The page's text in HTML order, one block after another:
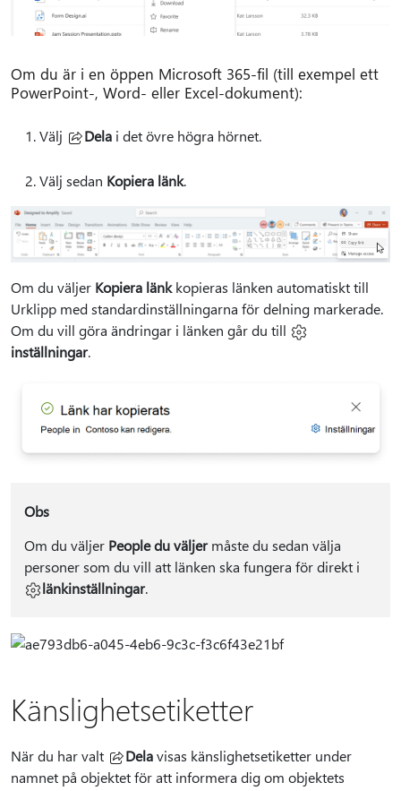
Om du är i en öppen Microsoft 365-fil (till exempel ett
PowerPoint-, Word- eller Excel-dokument):
Välj Dela i det övre högra hörnet.
Välj sedan Kopiera länk.
Om du väljer Kopiera länkkopieras länken automatiskt till
Urklipp med standardinställningarna för delning markerade.
Om du vill göra ändringar i länken går du till
inställningar.
Obs
Om du väljer People du väljermåste du sedan välja
personer som du vill att länken ska fungera för direkt i
länkinställningar.
Känslighetsetiketter
När du har valt Delavisas känslighetsetiketter under
namnet på objektet för att informera dig om objektets